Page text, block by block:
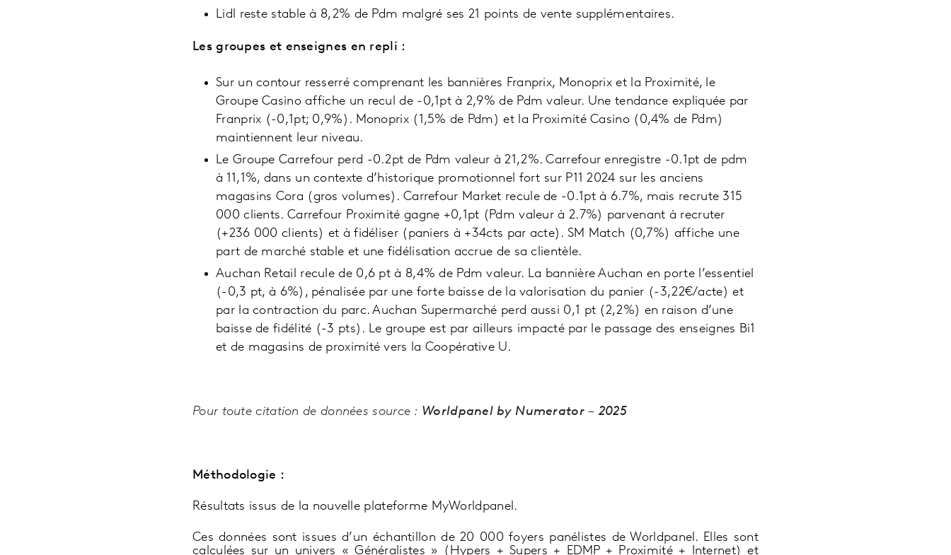
Lidl reste stable à 8,2% de Pdm malgré ses 21 points de vente supplémentaires.
Les groupes et enseignes en repli :
Sur un contour resserré comprenant les bannières Franprix, Monoprix et la Proximité, le
Groupe Casino affiche un recul de -0,1pt à 2,9% de Pdm valeur. Une tendance expliquée par
Franprix (-0,1pt; 0,9%). Monoprix (1,5% de Pdm) et la Proximité Casino (0,4% de Pdm)
maintiennent leur niveau.
Le Groupe Carrefour perd -0.2pt de Pdm valeur à 21,2%. Carrefour enregistre -0.1pt de pdm
à 11,1%, dans un contexte d’historique promotionnel fort sur P11 2024 sur les anciens
magasins Cora (gros volumes). Carrefour Market recule de -0.1pt à 6.7%, mais recrute 315
000 clients. Carrefour Proximité gagne +0,1pt (Pdm valeur à 2.7%) parvenant à recruter
(+236 000 clients) et à fidéliser (paniers à +34cts par acte). SM Match (0,7%) affiche une
part de marché stable et une fidélisation accrue de sa clientèle.
Auchan Retail recule de 0,6 pt à 8,4% de Pdm valeur. La bannière Auchan en porte l’essentiel
(-0,3 pt, à 6%), pénalisée par une forte baisse de la valorisation du panier (-3,22€/acte) et
par la contraction du parc. Auchan Supermarché perd aussi 0,1 pt (2,2%) en raison d’une
baisse de fidélité (-3 pts). Le groupe est par ailleurs impacté par le passage des enseignes Bi1
et de magasins de proximité vers la Coopérative U.
Pour toute citation de données source : Worldpanel by Numerator – 2025
Méthodologie :
Résultats issus de la nouvelle plateforme MyWorldpanel.
Ces données sont issues d’un échantillon de 20 000 foyers panélistes de Worldpanel. Elles sont
calculées sur un univers « Généralistes » (Hypers + Supers + EDMP + Proximité + Internet) et